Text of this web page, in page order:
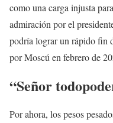
como una carga injusta
admiración por el
podría lograr un rápido fin
por Moscú en febrero de
“Señor
Por ahora, los pesos